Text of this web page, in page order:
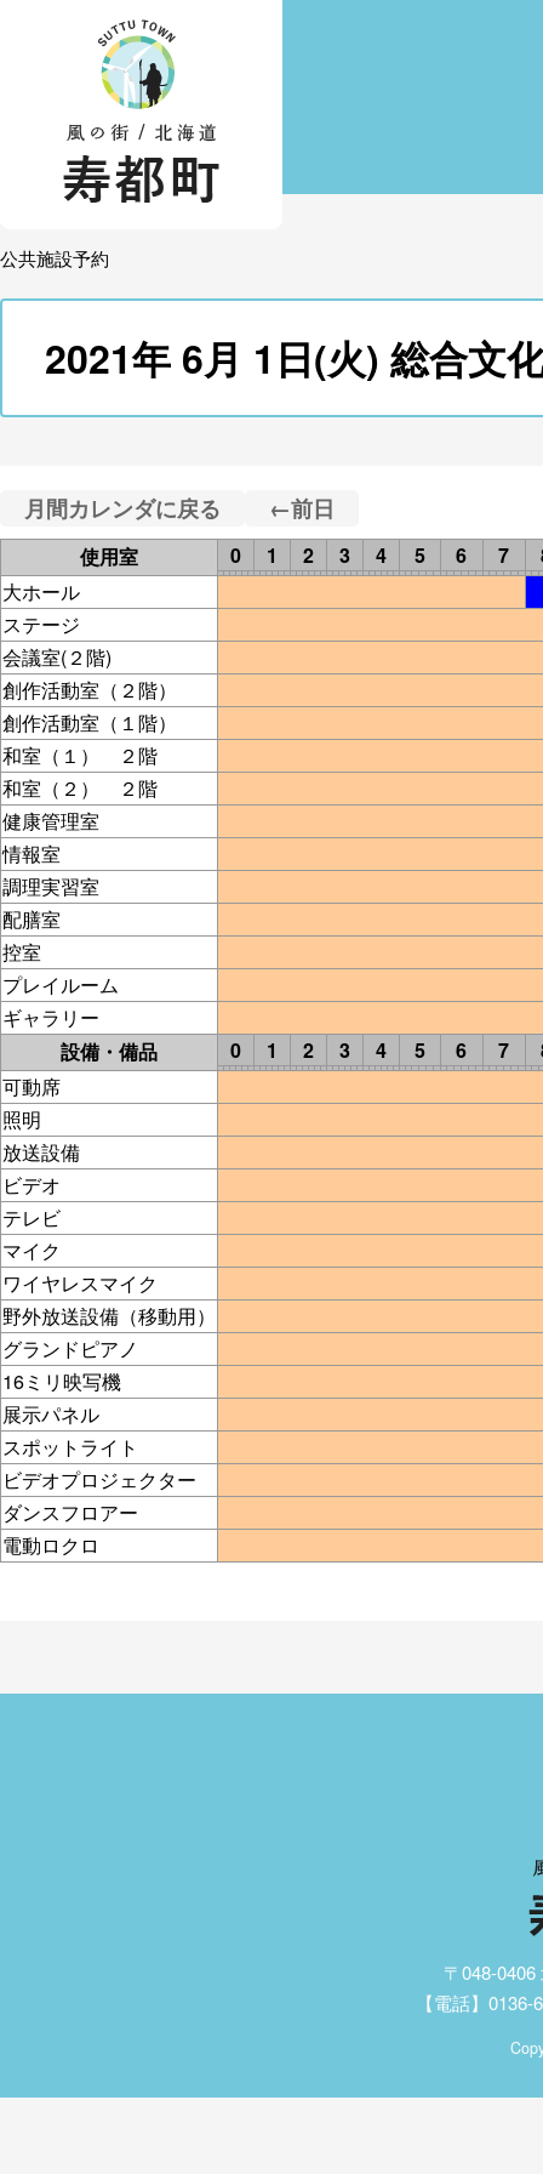
公共施設予約
2021年 6月 1日(火) 総合文
月間カレンダに戻る ←前日
使用室 0 1 2 3 4 5 6 7
大ホール
ステージ
会議室(２階)
創作活動室（２階）
創作活動室（１階）
和室（１） ２階
和室（２） ２階
健康管理室
情報室
調理実習室
配膳室
控室
プレイルーム
ギャラリー
設備・備品
0 1 2 3 4 5 6 7
可動席
照明
放送設備
ビデオ
テレビ
マイク
ワイヤレスマイク
野外放送設備（移動用）
グランドピアノ
16ミリ映写機
展示パネル
スポットライト
ビデオプロジェクター
ダンスフロアー
電動ロクロ
〒048-
【電話】